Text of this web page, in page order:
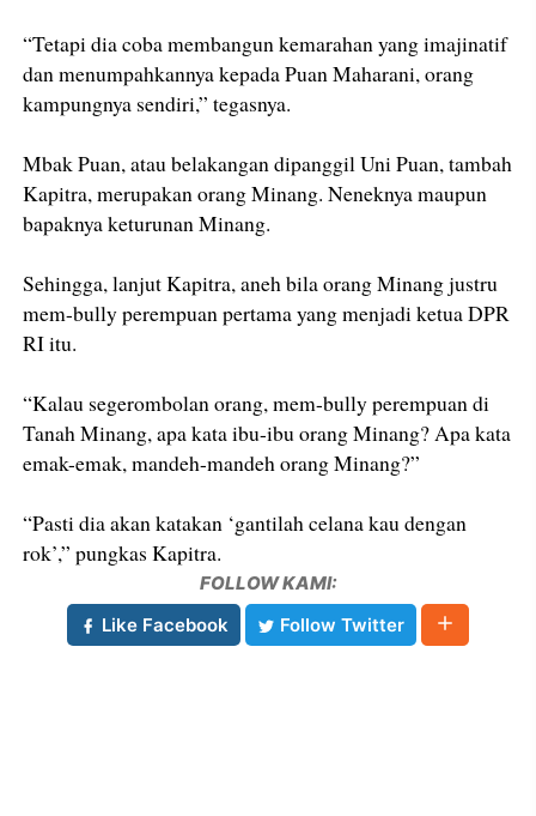
“Tetapi dia coba membangun kemarahan yang imajinatif
dan menumpahkannya kepada Puan Maharani, orang
kampungnya sendiri,” tegasnya.
Mbak Puan, atau belakangan dipanggil Uni Puan, tambah
Kapitra, merupakan orang Minang. Neneknya maupun
bapaknya keturunan Minang.
Sehingga, lanjut Kapitra, aneh bila orang Minang justru
mem-bully perempuan pertama yang menjadi ketua DPR
RI itu.
“Kalau segerombolan orang, mem-bully perempuan di
Tanah Minang, apa kata ibu-ibu orang Minang? Apa kata
emak-emak, mandeh-mandeh orang Minang?”
“Pasti dia akan katakan ‘gantilah celana kau dengan
rok’,” pungkas Kapitra.
FOLLOW KAMI:
Like Facebook
Follow Twitter